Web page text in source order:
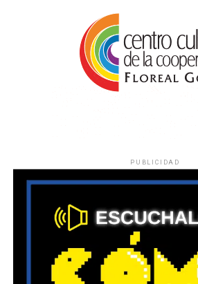
PUBLICIDAD